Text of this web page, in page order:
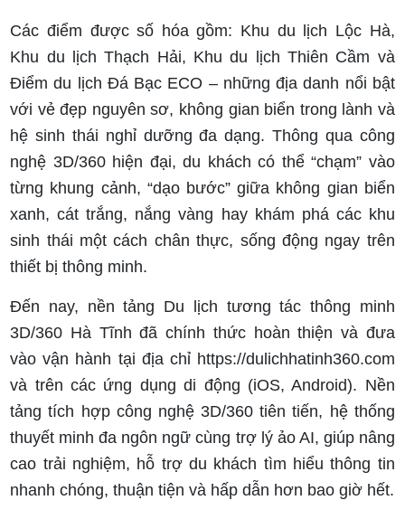
Các điểm được số hóa gồm: Khu du lịch Lộc Hà,
Khu du lịch Thạch Hải, Khu du lịch Thiên Cầm và
Điểm du lịch Đá Bạc ECO – những địa danh nổi bật
với vẻ đẹp nguyên sơ, không gian biển trong lành và
hệ sinh thái nghỉ dưỡng đa dạng. Thông qua công
nghệ 3D/360 hiện đại, du khách có thể “chạm” vào
từng khung cảnh, “dạo bước” giữa không gian biển
xanh, cát trắng, nắng vàng hay khám phá các khu
sinh thái một cách chân thực, sống động ngay trên
thiết bị thông minh.
Đến nay, nền tảng Du lịch tương tác thông minh
3D/360 Hà Tĩnh đã chính thức hoàn thiện và đưa
vào vận hành tại địa chỉ https://dulichhatinh360.com
và trên các ứng dụng di động (iOS, Android). Nền
tảng tích hợp công nghệ 3D/360 tiên tiến, hệ thống
thuyết minh đa ngôn ngữ cùng trợ lý ảo AI, giúp nâng
cao trải nghiệm, hỗ trợ du khách tìm hiểu thông tin
nhanh chóng, thuận tiện và hấp dẫn hơn bao giờ hết.